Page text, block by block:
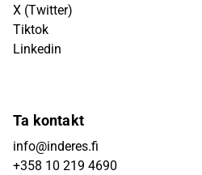
X (Twitter)
Tiktok
Linkedin
Ta kontakt
info@inderes.fi
+358 10 219 4690